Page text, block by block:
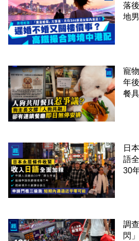
落
地
寵
年
餐
日
語
30
調
閃